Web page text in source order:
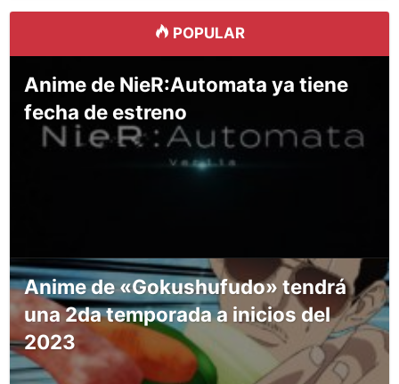
POPULAR
Anime de NieR:Automata ya tiene
fecha de estreno
Anime de «Gokushufudo» tendrá
una 2da temporada a inicios del
2023